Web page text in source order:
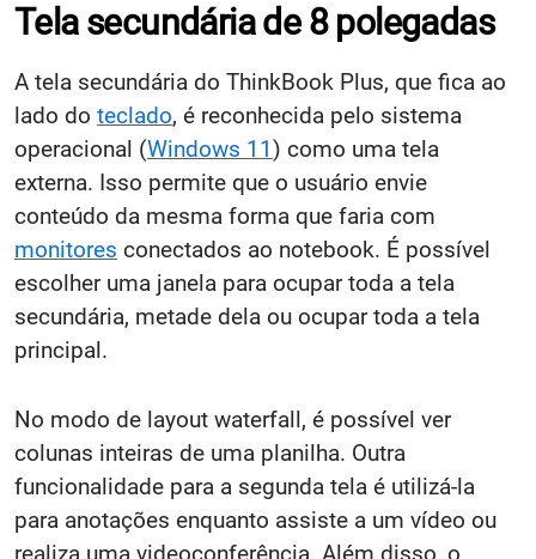
Tela secundária de 8 polegadas
A tela secundária do ThinkBook Plus, que fica ao
lado do teclado, é reconhecida pelo sistema
operacional (Windows 11) como uma tela
externa. Isso permite que o usuário envie
conteúdo da mesma forma que faria com
monitores conectados ao notebook. É possível
escolher uma janela para ocupar toda a tela
secundária, metade dela ou ocupar toda a tela
principal.
No modo de layout waterfall, é possível ver
colunas inteiras de uma planilha. Outra
funcionalidade para a segunda tela é utilizá-la
para anotações enquanto assiste a um vídeo ou